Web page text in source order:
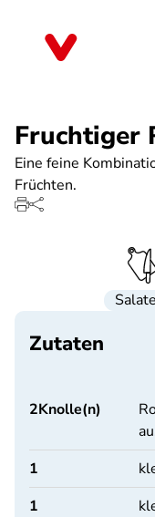
Fruchtiger
Eine feine
Früchten.
Salate
Zutaten
2Knolle(n)
1
1